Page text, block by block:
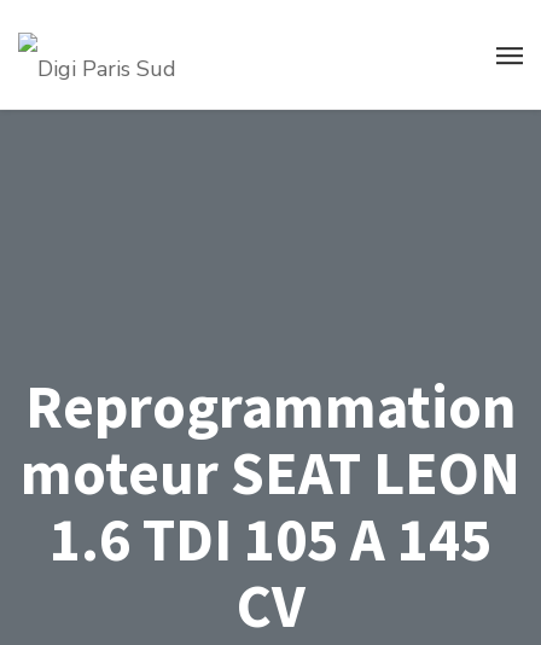
Reprogrammation
moteur SEAT LEON
1.6 TDI 105 A 145
CV